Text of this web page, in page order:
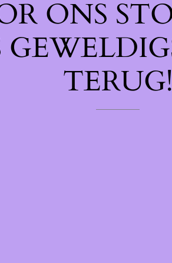
ONS
TERUG!